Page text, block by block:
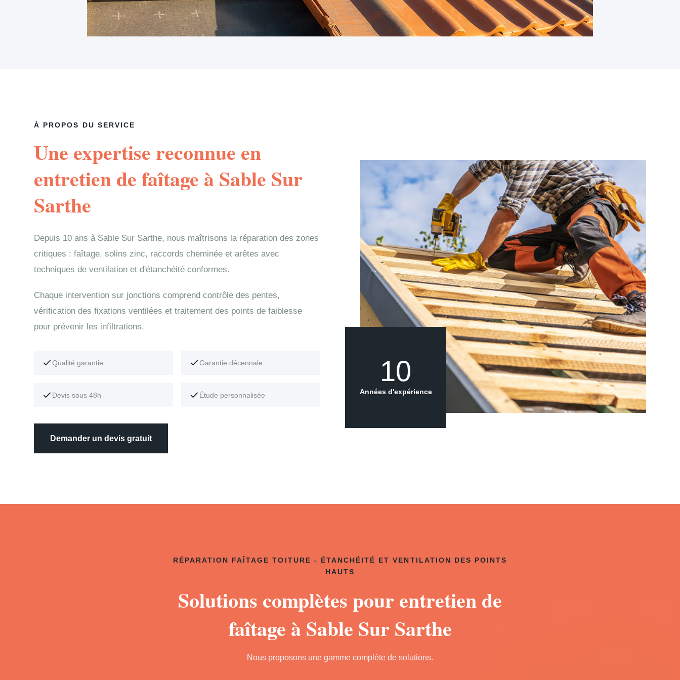
À PROPOS DU SERVICE
Une expertise reconnue en
entretien de faîtage à Sable Sur
Sarthe
Depuis 10 ans à Sable Sur Sarthe, nous maîtrisons la réparation des zones
critiques : faîtage, solins zinc, raccords cheminée et arêtes avec
techniques de ventilation et d'étanchéité conformes.
Chaque intervention sur jonctions comprend contrôle des pentes,
vérification des fixations ventilées et traitement des points de faiblesse
pour prévenir les infiltrations.
Qualité garantie Garantie décennale
Devis sous 48h Étude personnalisée
Demander un devis gratuit
10
Années d'expérience
RÉPARATION FAÎTAGE TOITURE - ÉTANCHÉITÉ ET VENTILATION DES POINTS
HAUTS
Solutions complètes pour entretien de
faîtage à Sable Sur Sarthe
Nous proposons une gamme complète de solutions.